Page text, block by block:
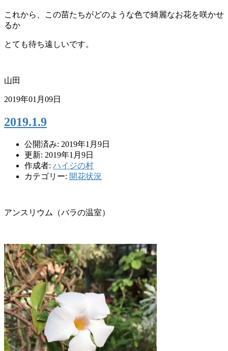
これから、この苗たちがどのような色で綺麗なお花を咲かせ
るか
とても待ち遠しいです。
山田
2019年01月09日
2019.1.9
公開済み: 2019年1月9日
更新: 2019年1月9日
作成者: ハイジの村
カテゴリー: 開花状況
アンスリウム（バラの温室）